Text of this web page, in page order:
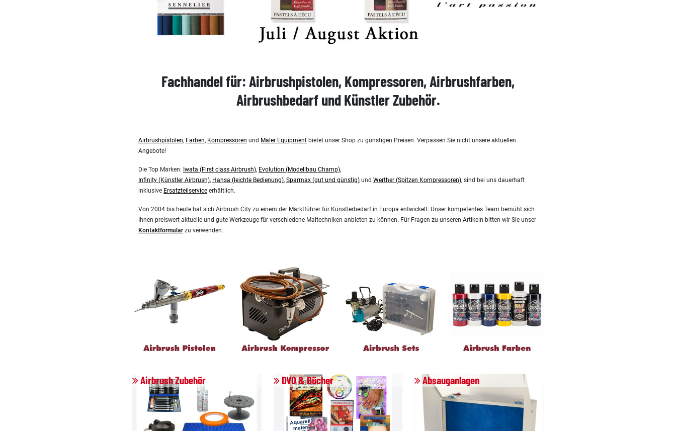
Fachhandelfür: Airbrushpistolen, Kompressoren, Airbrushfarben,
Airbrushbedarf und Künstler Zubehör.
Airbrushpistolen, Farben, Kompressoren und Maler Equipment bietet unser Shop zu günstigen Preisen. Verpassen Sie nicht unsere aktuellen
Angebote!
Die Top Marken: Iwata (First class Airbrush), Evolution (Modellbau Champ),
Infinity (Künstler Airbrush), Hansa (leichte Bedienung), Sparmax (gut und günstig) und Werther (Spitzen Kompressoren), sind bei uns dauerhaft
inklusive Ersatzteilservice erhältlich.
Von 2004 bis heute hat sich Airbrush City zu einem der Marktführer für Künstlerbedarf in Europa entwickelt. Unser kompetentes Team bemüht sich
Ihnen preiswert aktuelle und gute Werkzeuge für verschiedene Maltechniken anbieten zu können. Für Fragen zu unseren Artikeln bitten wir Sie unser
Kontaktformular zu verwenden.
Airbrush Zubehör DVD & Bücher Absauganlagen